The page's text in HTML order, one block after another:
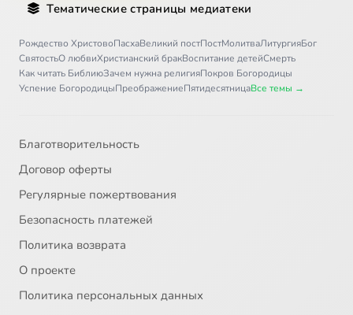
Тематические страницы медиатеки
Рождество ХристовоПасхаВеликий постПостМолитваЛитургияБог
СвятостьО любвиХристианский бракВоспитание детейСмерть
Как читать БиблиюЗачем нужна религияПокров Богородицы
Успение БогородицыПреображениеПятидесятницаВсе темы →
Благотворительность
Договор оферты
Регулярные пожертвования
Безопасность платежей
Политика возврата
О проекте
Политика персональных данных